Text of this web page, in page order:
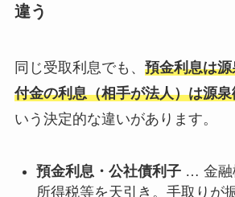
違う
同じ受取利息でも、 預金利息は
付金の利息（相手が法人）は源
いう決定的な違いがあります。
預金利息・公社債利子… 金融
所得税等を天引き。手取りが